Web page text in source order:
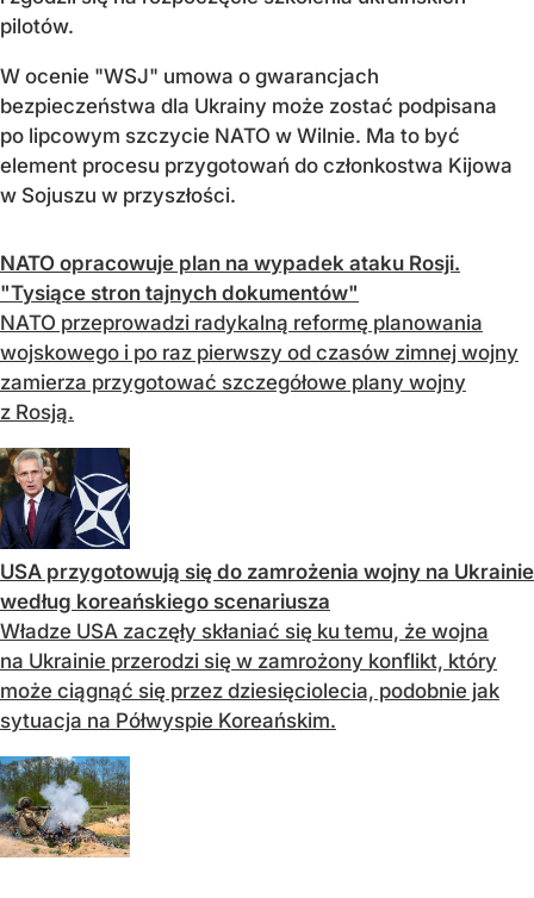
pilotów.
W ocenie "WSJ" umowa o gwarancjach
bezpieczeństwa dla Ukrainy może zostać podpisana
po lipcowym szczycie NATO w Wilnie. Ma to być
element procesu przygotowań do członkostwa Kijowa
w Sojuszu w przyszłości.
NATO opracowuje plan na wypadek ataku Rosji.
"Tysiące stron tajnych dokumentów"
NATO przeprowadzi radykalną reformę planowania
wojskowego i po raz pierwszy od czasów zimnej wojny
zamierza przygotować szczegółowe plany wojny
z Rosją.
USA przygotowują się do zamrożenia wojny na Ukrainie
według koreańskiego scenariusza
Władze USA zaczęły skłaniać się ku temu, że wojna
na Ukrainie przerodzi się w zamrożony konflikt, który
może ciągnąć się przez dziesięciolecia, podobnie jak
sytuacja na Półwyspie Koreańskim.